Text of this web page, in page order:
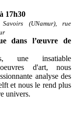
17h30
(UNamur), rue
dans l’œuvre de
une insatiable
d'art, nous
analyse des
et nous le rend plus
univers.